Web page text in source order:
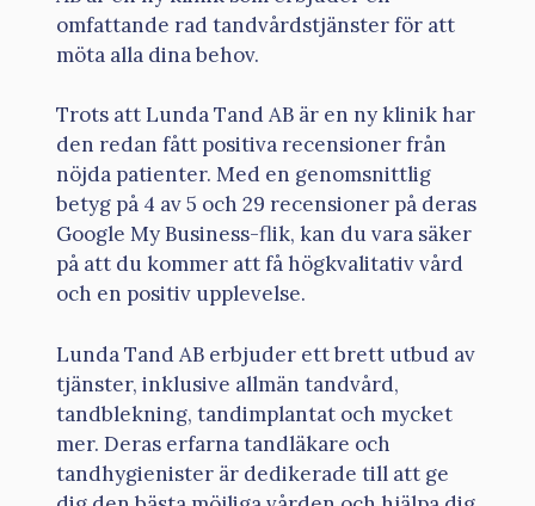
omfattande rad tandvårdstjänster för att
möta alla dina behov.
Trots att Lunda Tand AB är en ny klinik har
den redan fått positiva recensioner från
nöjda patienter. Med en genomsnittlig
betyg på 4 av 5 och 29 recensioner på deras
Google My Business-flik, kan du vara säker
på att du kommer att få högkvalitativ vård
och en positiv upplevelse.
Lunda Tand AB erbjuder ett brett utbud av
tjänster, inklusive allmän tandvård,
tandblekning, tandimplantat och mycket
mer. Deras erfarna tandläkare och
tandhygienister är dedikerade till att ge